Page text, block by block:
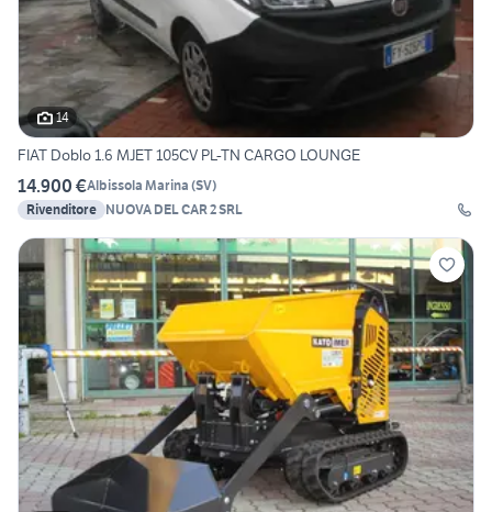
14
FIAT Doblo 1.6 MJET 105CV PL-TN CARGO LOUNGE
14.900 €Albissola Marina (SV)
Rivenditore NUOVA DEL CAR 2 SRL